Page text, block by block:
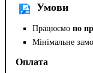
Умови
Працюємо по
Мінімальне
Оплата